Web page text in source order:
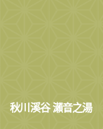
秋川溪谷 瀨音之湯